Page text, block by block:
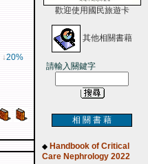
20%
歡迎使用國民旅遊卡
其他相關書藉
請輸入關鍵字
相 關 書 藉
◆ Handbook of Critical
Care Nephrology 2022